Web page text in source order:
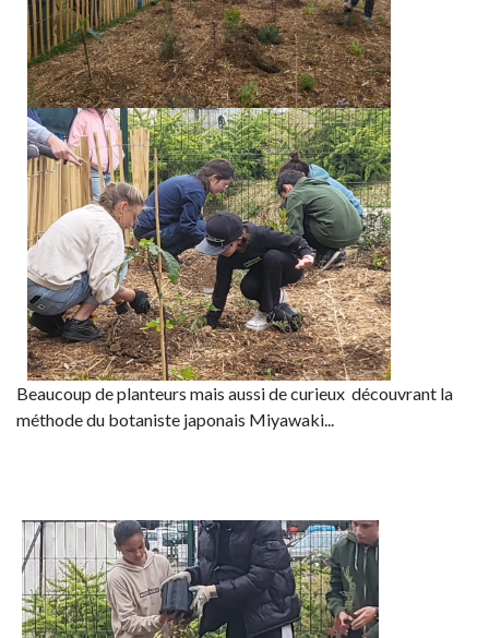
Beaucoup de planteurs mais aussi de curieux découvrant la
méthode du botaniste japonais Miyawaki...